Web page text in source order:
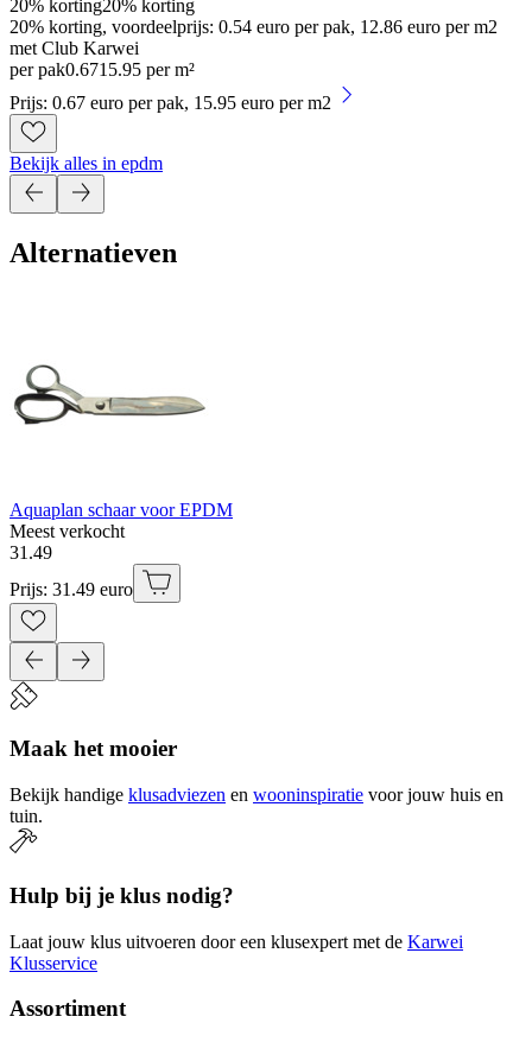
20% korting20% korting
20% korting, voordeelprijs: 0.54 euro per pak, 12.86 euro per m2
met Club Karwei
per pak0.6715.95 per m²
Prijs: 0.67 euro per pak, 15.95 euro per m2
Bekijk alles in epdm
Alternatieven
Aquaplan schaar voor EPDM
Meest verkocht
31 .49
Prijs: 31.49 euro
Maak het mooier
Bekijk handige klusadviezen en wooninspiratie voor jouw huis en
tuin.
Hulp bij je klus nodig?
Laat jouw klus uitvoeren door een klusexpert met de Karwei
Klusservice
Assortiment